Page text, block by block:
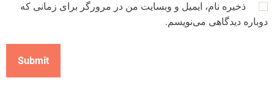
ذخیره نام، ایمیل و وبسایت من در مرورگر برای زمانی که
دوباره دیدگاهی می‌نویسم.